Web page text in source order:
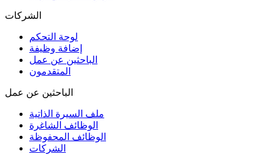
الشركات
لوحة التحكم
إضافة وظيفة
الباحثين عن عمل
المتقدمون
الباحثين عن عمل
ملف السيرة الذاتية
الوظائف الشاغرة
الوظائف المحفوظة
الشركات